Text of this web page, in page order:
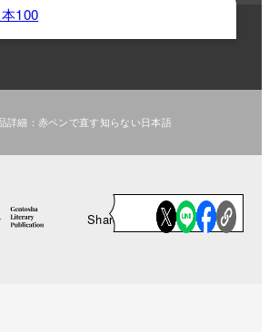
100
詳細：赤ペンで直す知らない日本語
Share